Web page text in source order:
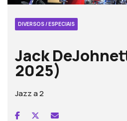
DIVERSOS / ESPECIAIS
Jack
2025)
Jazz a 2